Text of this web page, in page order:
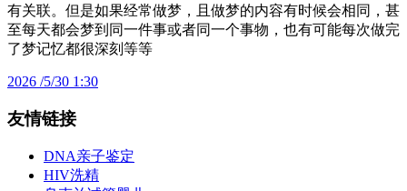
有关联。但是如果经常做梦，且做梦的内容有时候会相同，甚
至每天都会梦到同一件事或者同一个事物，也有可能每次做完
了梦记忆都很深刻等等
2026 /5/30 1:30
友情链接
DNA亲子鉴定
HIV洗精